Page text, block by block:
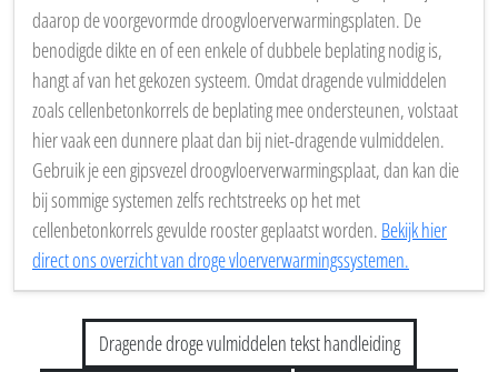
daarop de voorgevormde droogvloerverwarmingsplaten. De
benodigde dikte en of een enkele of dubbele beplating nodig is,
hangt af van het gekozen systeem. Omdat dragende vulmiddelen
zoals cellenbetonkorrels de beplating mee ondersteunen, volstaat
hier vaak een dunnere plaat dan bij niet-dragende vulmiddelen.
Gebruik je een gipsvezel droogvloerverwarmingsplaat, dan kan die
bij sommige systemen zelfs rechtstreeks op het met
cellenbetonkorrels gevulde rooster geplaatst worden. Bekijk hier
direct ons overzicht van droge vloerverwarmingssystemen.
Dragende droge vulmiddelen tekst handleiding